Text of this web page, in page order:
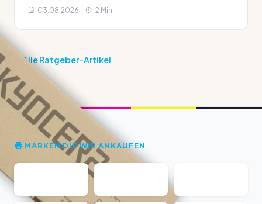
03.08.2026 · 2 Min.
Alle Ratgeber-Artikel
MARKEN DIE WIR ANKAUFEN